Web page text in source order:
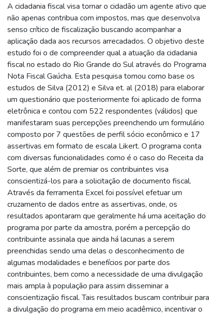
A cidadania fiscal visa tornar o cidadão um agente ativo que
não apenas contribua com impostos, mas que desenvolva
senso crítico de fiscalização buscando acompanhar a
aplicação dada aos recursos arrecadados. O objetivo deste
estudo foi o de compreender qual a atuação da cidadania
fiscal no estado do Rio Grande do Sul através do Programa
Nota Fiscal Gaúcha. Esta pesquisa tomou como base os
estudos de Silva (2012) e Silva et. al (2018) para elaborar
um questionário que posteriormente foi aplicado de forma
eletrônica e contou com 522 respondentes (válidos) que
manifestaram suas percepções preenchendo um formulário
composto por 7 questões de perfil sócio econômico e 17
assertivas em formato de escala Likert. O programa conta
com diversas funcionalidades como é o caso do Receita da
Sorte, que além de premiar os contribuintes visa
conscientizá-los para a solicitação de documento fiscal.
Através da ferramenta Excel foi possível efetuar um
cruzamento de dados entre as assertivas, onde, os
resultados apontaram que geralmente há uma aceitação do
programa por parte da amostra, porém a percepção do
contribuinte assinala que ainda há lacunas a serem
preenchidas sendo uma delas o desconhecimento de
algumas modalidades e benefícios por parte dos
contribuintes, bem como a necessidade de uma divulgação
mais ampla à população para assim disseminar a
conscientização fiscal. Tais resultados buscam contribuir para
a divulgação do programa em meio acadêmico, incentivar o